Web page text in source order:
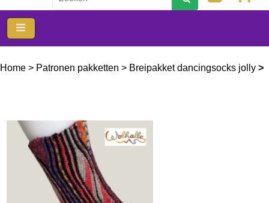
Home > Patronen pakketten > Breipakket dancingsocks jolly >